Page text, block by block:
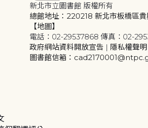
新北市立圖書館 版權所有
總館地址：220218 新北市板橋區
【地圖】
電話：02-29537868 傳真：02-
政府網站資料開放宣告 | 隱私權聲明
圖書館信箱：